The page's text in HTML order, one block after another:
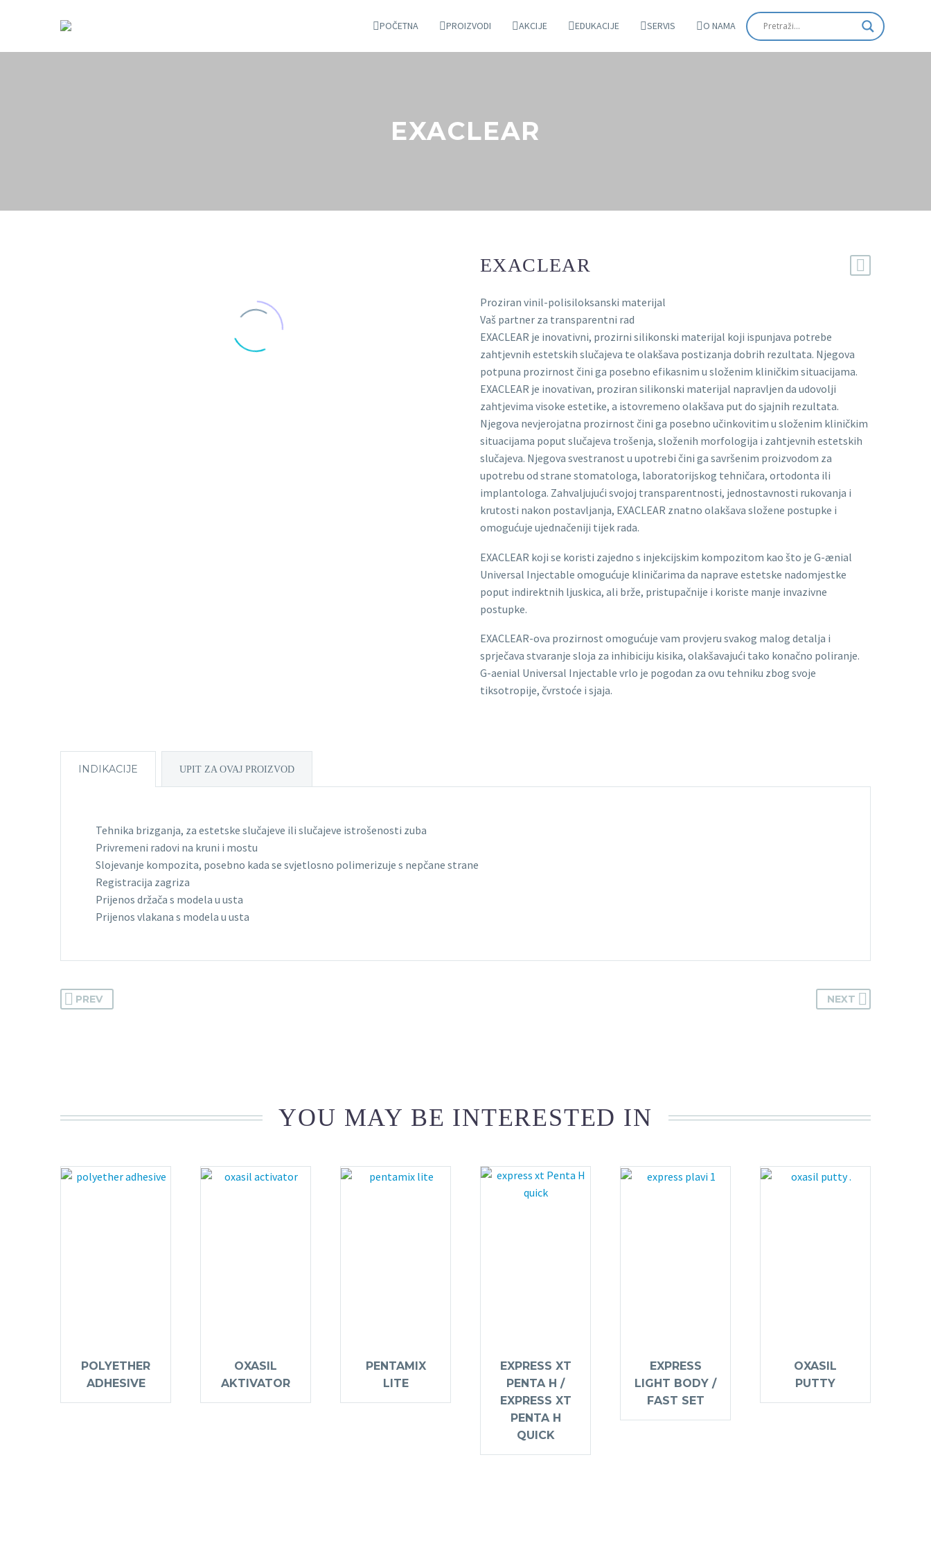
POČETNA PROIZVODI AKCIJE EDUKACIJE SERVIS O NAMA
EXACLEAR
EXACLEAR
Proziran vinil-polisiloksanski materijal
Vaš partner za transparentni rad
EXACLEAR je inovativni, prozirni silikonski materijal koji ispunjava potrebe
zahtjevnih estetskih slučajeva te olakšava postizanja dobrih rezultata. Njegova
potpuna prozirnost čini ga posebno efikasnim u složenim kliničkim situacijama.
EXACLEAR je inovativan, proziran silikonski materijal napravljen da udovolji
zahtjevima visoke estetike, a istovremeno olakšava put do sjajnih rezultata.
Njegova nevjerojatna prozirnost čini ga posebno učinkovitim u složenim kliničkim
situacijama poput slučajeva trošenja, složenih morfologija i zahtjevnih estetskih
slučajeva. Njegova svestranost u upotrebi čini ga savršenim proizvodom za
upotrebu od strane stomatologa, laboratorijskog tehničara, ortodonta ili
implantologa. Zahvaljujući svojoj transparentnosti, jednostavnosti rukovanja i
krutosti nakon postavljanja, EXACLEAR znatno olakšava složene postupke i
omogućuje ujednačeniji tijek rada.
EXACLEAR koji se koristi zajedno s injekcijskim kompozitom kao što je G-ænial
Universal Injectable omogućuje kliničarima da naprave estetske nadomjestke
poput indirektnih ljuskica, ali brže, pristupačnije i koriste manje invazivne
postupke.
EXACLEAR-ova prozirnost omogućuje vam provjeru svakog malog detalja i
sprječava stvaranje sloja za inhibiciju kisika, olakšavajući tako konačno poliranje.
G-aenial Universal Injectable vrlo je pogodan za ovu tehniku ​​zbog svoje
tiksotropije, čvrstoće i sjaja.
INDIKACIJE UPIT ZA OVAJ PROIZVOD
Tehnika brizganja, za estetske slučajeve ili slučajeve istrošenosti zuba
Privremeni radovi na kruni i mostu
Slojevanje kompozita, posebno kada se svjetlosno polimerizuje s nepčane strane
Registracija zagriza
Prijenos držača s modela u usta
Prijenos vlakana s modela u usta
PREV NEXT
YOU MAY BE INTERESTED IN
POLYETHER
ADHESIVE
OXASIL
AKTIVATOR
PENTAMIX
LITE
EXPRESS XT
PENTA H /
EXPRESS XT
PENTA H
QUICK
EXPRESS
LIGHT BODY /
FAST SET
OXASIL
PUTTY